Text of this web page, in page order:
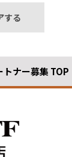
する
トナー募集 TOP